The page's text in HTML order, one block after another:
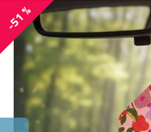
-51 %